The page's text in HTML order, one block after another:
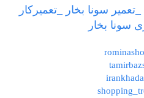
سونا بخار _تعمیرکار
سونا بخار